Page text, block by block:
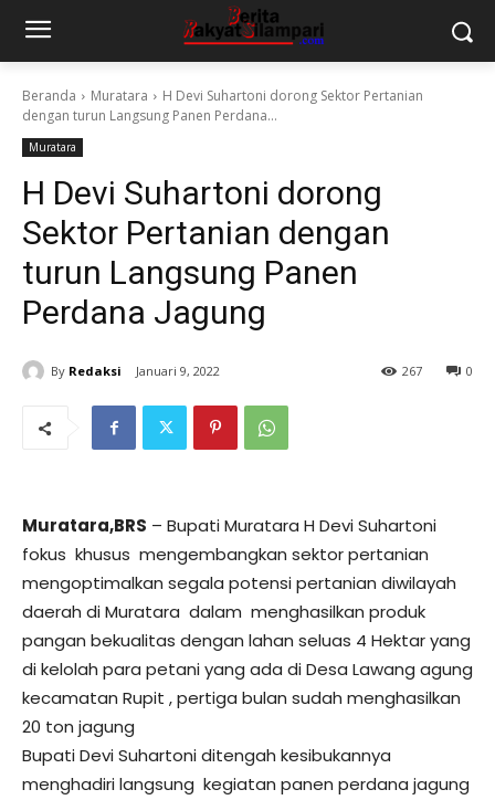
Beranda Muratara
H Devi Suhartoni dorong Sektor Pertanian
dengan turun Langsung Panen Perdana...
Muratara
H Devi Suhartoni dorong
Sektor Pertanian dengan
turun Langsung Panen
Perdana Jagung
By Redaksi Januari 9, 2022 0
267
Muratara,BRS – Bupati Muratara H Devi Suhartoni
fokus khusus mengembangkan sektor pertanian
mengoptimalkan segala potensi pertanian diwilayah
daerah di Muratara dalam menghasilkan produk
pangan bekualitas dengan lahan seluas 4 Hektar yang
di kelolah para petani yang ada di Desa Lawang agung
kecamatan Rupit , pertiga bulan sudah menghasilkan
20 ton jagung
Bupati Devi Suhartoni ditengah kesibukannya
menghadiri langsung kegiatan panen perdana jagung